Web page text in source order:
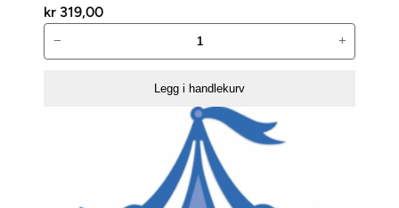
kr 319,00
Dan
− +
Legg i handlekurv